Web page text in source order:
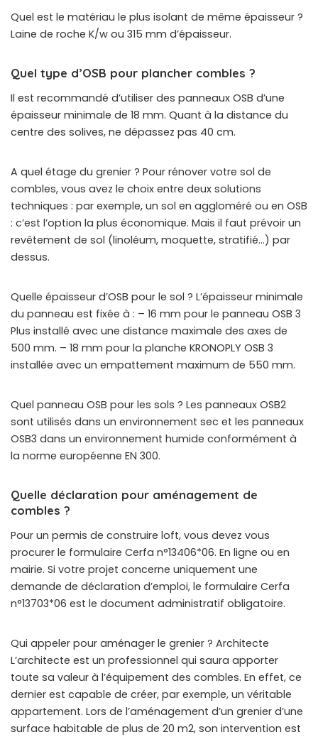
Quel est le matériau le plus isolant de même épaisseur ?
Laine de roche K/w ou 315 mm d’épaisseur.
Quel type d’OSB pour plancher combles ?
Il est recommandé d’utiliser des panneaux OSB d’une
épaisseur minimale de 18 mm. Quant à la distance du
centre des solives, ne dépassez pas 40 cm.
A quel étage du grenier ? Pour rénover votre sol de
combles, vous avez le choix entre deux solutions
techniques : par exemple, un sol en aggloméré ou en OSB
: c’est l’option la plus économique. Mais il faut prévoir un
revêtement de sol (linoléum, moquette, stratifié…) par
dessus.
Quelle épaisseur d’OSB pour le sol ? L’épaisseur minimale
du panneau est fixée à : – 16 mm pour le panneau OSB 3
Plus installé avec une distance maximale des axes de
500 mm. – 18 mm pour la planche KRONOPLY OSB 3
installée avec un empattement maximum de 550 mm.
Quel panneau OSB pour les sols ? Les panneaux OSB2
sont utilisés dans un environnement sec et les panneaux
OSB3 dans un environnement humide conformément à
la norme européenne EN 300.
Quelle déclaration pour aménagement de
combles ?
Pour un permis de construire loft, vous devez vous
procurer le formulaire Cerfa n°13406*06. En ligne ou en
mairie. Si votre projet concerne uniquement une
demande de déclaration d’emploi, le formulaire Cerfa
n°13703*06 est le document administratif obligatoire.
Qui appeler pour aménager le grenier ? Architecte
L’architecte est un professionnel qui saura apporter
toute sa valeur à l’équipement des combles. En effet, ce
dernier est capable de créer, par exemple, un véritable
appartement. Lors de l’aménagement d’un grenier d’une
surface habitable de plus de 20 m2, son intervention est